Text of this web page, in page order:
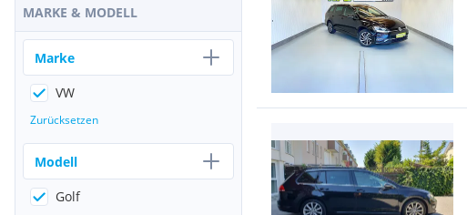
MARKE & MODELL
Marke
VW
Zurücksetzen
Modell
Golf